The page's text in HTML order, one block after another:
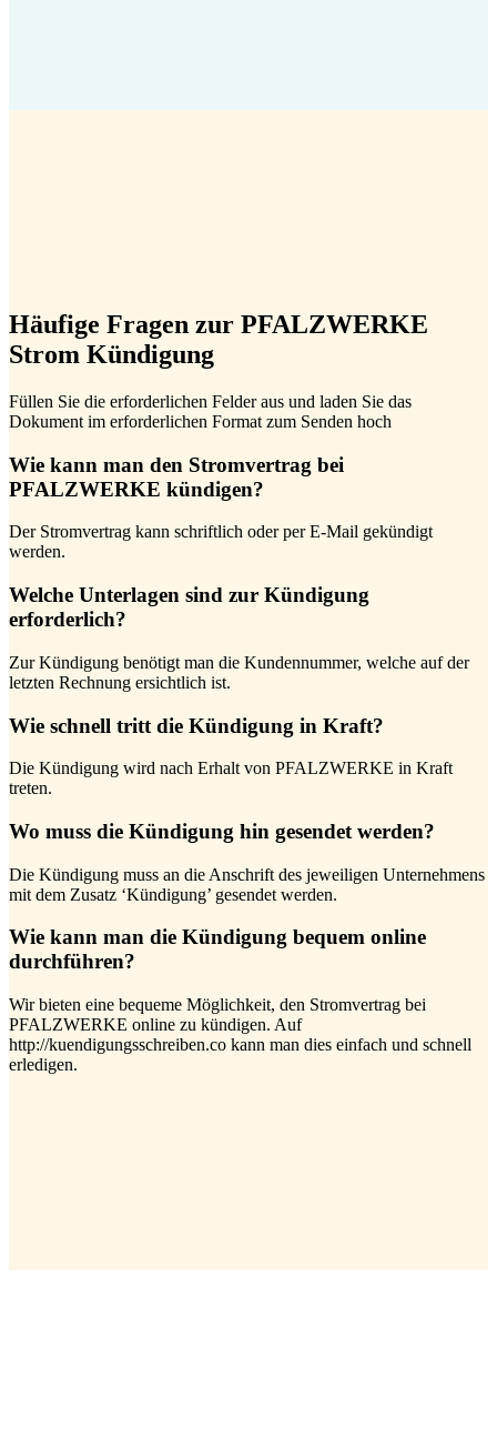
Häufige Fragen zur PFALZWERKE
Strom Kündigung
Füllen Sie die erforderlichen Felder aus und laden Sie das
Dokument im erforderlichen Format zum Senden hoch
Wie kann man den Stromvertrag bei
PFALZWERKE kündigen?
Der Stromvertrag kann schriftlich oder per E-Mail gekündigt
werden.
Welche Unterlagen sind zur Kündigung
erforderlich?
Zur Kündigung benötigt man die Kundennummer, welche auf der
letzten Rechnung ersichtlich ist.
Wie schnell tritt die Kündigung in Kraft?
Die Kündigung wird nach Erhalt von PFALZWERKE in Kraft
treten.
Wo muss die Kündigung hin gesendet werden?
Die Kündigung muss an die Anschrift des jeweiligen Unternehmens
mit dem Zusatz ‘Kündigung’ gesendet werden.
Wie kann man die Kündigung bequem online
durchführen?
Wir bieten eine bequeme Möglichkeit, den Stromvertrag bei
PFALZWERKE online zu kündigen. Auf
http://kuendigungsschreiben.co kann man dies einfach und schnell
erledigen.